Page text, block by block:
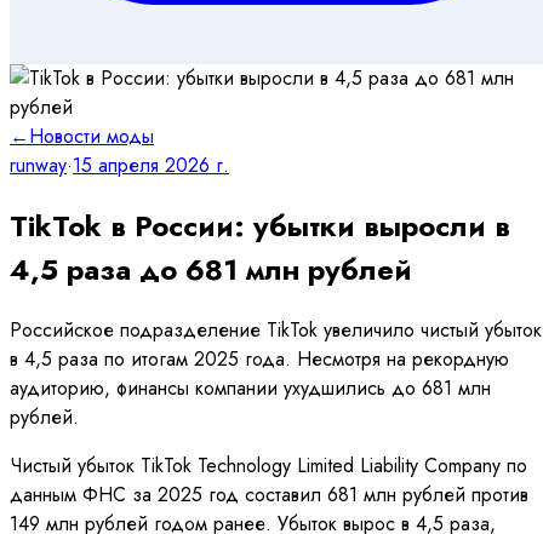
←Новости моды
runway·15 апреля 2026 г.
TikTok в России: убытки выросли в
4,5 раза до 681 млн рублей
Российское подразделение TikTok увеличило чистый убыток
в 4,5 раза по итогам 2025 года. Несмотря на рекордную
аудиторию, финансы компании ухудшились до 681 млн
рублей.
Чистый убыток TikTok Technology Limited Liability Company по
данным ФНС за 2025 год составил 681 млн рублей против
149 млн рублей годом ранее. Убыток вырос в 4,5 раза,